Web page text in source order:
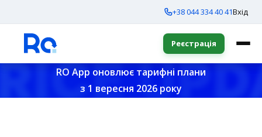
+38 044 334 40 41Вхід
Реєстрація
RO App оновлює тарифні плани
з 1 вересня 2026 року